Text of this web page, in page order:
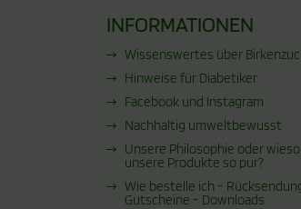
INFORMATIONEN
Wissenswertes über
Hinweise für Diabetiker
Facebook und Instagram
Nachhaltig umweltbewusst
Unsere Philosophie oder
unsere Produkte so pur?
Wie bestelle ich -
Gutscheine - Downloads